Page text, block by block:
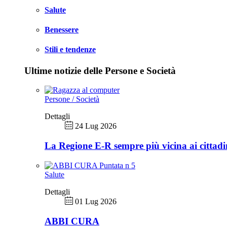
Salute
Benessere
Stili e tendenze
Ultime notizie delle Persone e Società
Persone / Società
Dettagli
24 Lug 2026
La Regione E-R sempre più vicina ai
Salute
Dettagli
01 Lug 2026
ABBI CURA